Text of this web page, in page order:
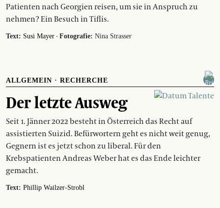
Patienten nach Georgien reisen, um sie in Anspruch zu
nehmen? Ein Besuch in Tiflis.
Text: Susi Mayer · Fotografie: Nina Strasser
ALLGEMEIN · RECHERCHE
Der letzte Ausweg
Seit 1. Jänner 2022 besteht in Österreich das Recht auf
assistierten Suizid. Befürwortern geht es nicht weit genug,
Gegnern ist es jetzt schon zu liberal. Für den
Krebspatienten Andreas Weber hat es das Ende leichter
gemacht.
Text: Phillip Wailzer-Strobl